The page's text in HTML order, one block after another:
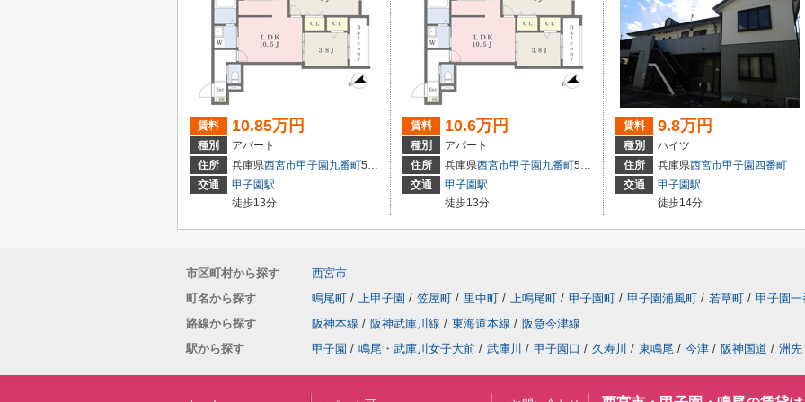
賃料 10.85万円
種別
アパート
住所
兵庫県西宮市甲子園九番町5-16
交通
甲子園駅
徒歩13分
賃料 10.6万円
種別
アパート
住所
兵庫県西宮市甲子園九番町5-16
交通
甲子園駅
徒歩13分
賃料 9.8万円
種別
ハイツ
住所
兵庫県西宮市甲子園四番町
交通
甲子園駅
徒歩14分
市区町村から探す
西宮市
町名から探す
鳴尾町 / 上甲子園 / 笠屋町 / 里中町 / 上鳴尾町 / 甲子園町 / 甲子園浦風町 / 若草町 / 甲子園一
路線から探す
阪神本線 / 阪神武庫川線 / 東海道本線 / 阪急今津線
駅から探す
甲子園 / 鳴尾・武庫川女子大前 / 武庫川 / 甲子園口 / 久寿川 / 東鳴尾 / 今津 / 阪神国道 / 洲先